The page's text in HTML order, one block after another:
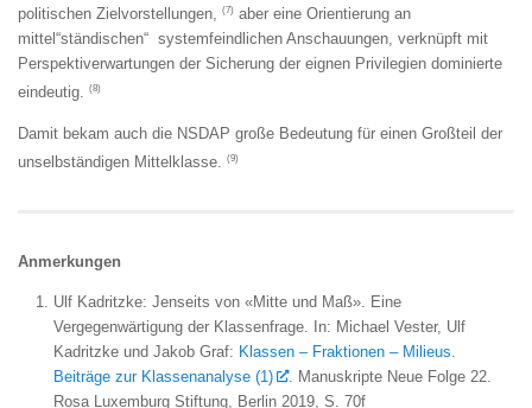
politischen Zielvorstellungen, (7) aber eine Orientierung an
mittel“ständischen“ systemfeindlichen Anschauungen, verknüpft mit
Perspektiverwartungen der Sicherung der eignen Privilegien dominierte
eindeutig. (8)
Damit bekam auch die NSDAP große Bedeutung für einen Großteil der
unselbständigen Mittelklasse. (9)
Anmerkungen
Ulf Kadritzke: Jenseits von «Mitte und Maß». Eine
Vergegenwärtigung der Klassenfrage. In: Michael Vester, Ulf
Kadritzke und Jakob Graf: Klassen – Fraktionen – Milieus.
Beiträge zur Klassenanalyse (1)
. Manuskripte Neue Folge 22.
Rosa Luxemburg Stiftung, Berlin 2019, S. 70f